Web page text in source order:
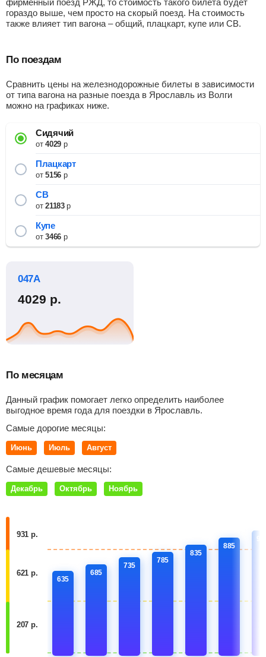
фирменный поезд РЖД, то стоимость такого билета будет
гораздо выше, чем просто на скорый поезд. На стоимость
также влияет тип вагона – общий, плацкарт, купе или СВ.
По поездам
Сравнить цены на железнодорожные билеты в зависимости
от типа вагона на разные поезда в Ярославль из Волги
можно на графиках ниже.
Сидячий
от4029р
Плацкарт
от5156р
СВ
от21183р
Купе
от3466р
047А
4029 р.
По месяцам
Данный график помогает легко определить наиболее
выгодное время года для поездки в Ярославль.
Самые дорогие месяцы:
Июнь Июль Август
Самые дешевые месяцы:
Декабрь Октябрь Ноябрь
931 р.
621 р.
207 р.
635
685
735
785
835
885